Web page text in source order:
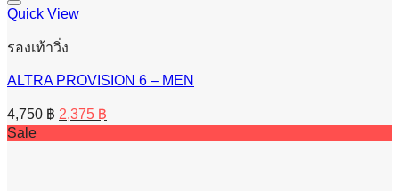
Quick View
รองเท้าวิ่ง
ALTRA PROVISION 6 – MEN
4,750฿ Original
price
was:
2,375 ฿
price
is:
Sale